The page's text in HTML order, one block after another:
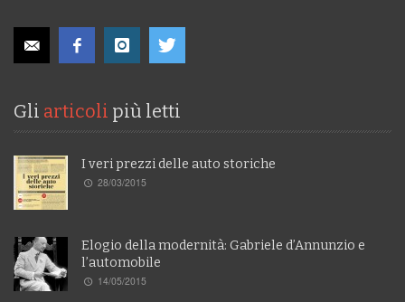
Gli articoli più letti
I veri prezzi delle auto storiche
28/03/2015
Elogio della modernità: Gabriele d’Annunzio e
l’automobile
14/05/2015